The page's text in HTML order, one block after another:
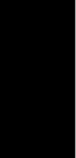
producida en
India,